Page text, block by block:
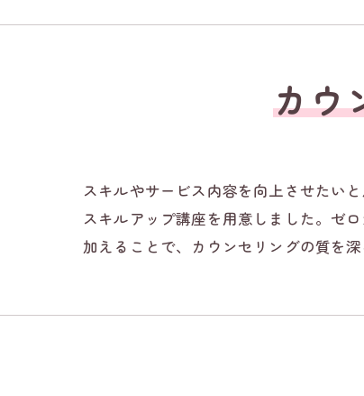
カウ
スキルやサービス内容を向上させたい
スキルアップ講座を用意しました。ゼ
加えることで、カウンセリングの質を